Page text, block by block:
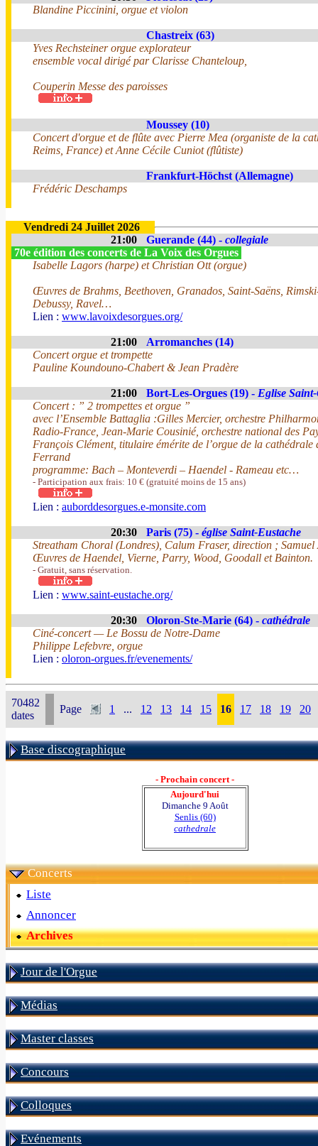
Blandine Piccinini, orgue et violon
Chastreix (63)
Yves Rechsteiner orgue explorateur
ensemble vocal dirigé par Clarisse Chanteloup,
Couperin Messe des paroisses
Moussey (10)
Concert d'orgue et de flûte avec Pierre Mea (organiste de la
Reims, France) et Anne Cécile Cuniot (flûtiste)
Frankfurt-Höchst (Allemagne)
Frédéric Deschamps
Vendredi 24 Juillet 2026
21:00
Guerande (44) - collegiale
70e édition des concerts de La Voix des Orgues
Isabelle Lagors (harpe) et Christian Ott (orgue)
Œuvres de Brahms, Beethoven, Granados, Saint-Saëns,
Debussy, Ravel…
Lien : www.lavoixdesorgues.org/
21:00
Arromanches (14)
Concert orgue et trompette
Pauline Koundouno-Chabert & Jean Pradère
21:00 Bort-Les-Orgues (19) - Eglise
Concert : ” 2 trompettes et orgue ”
avec l’Ensemble Battaglia :Gilles Mercier, orchestre
Radio-France, Jean-Marie Cousinié, orchestre national des
François Clément, titulaire émérite de l’orgue de la cathédrale
Ferrand
programme: Bach – Monteverdi – Haendel - Rameau etc…
- Participation aux frais: 10 € (gratuité moins de 15 ans)
Lien : auborddesorgues.e-monsite.com
20:30 Paris (75) - église Saint-Eustache
Streatham Choral (Londres), Calum Fraser, direction ;
Œuvres de Haendel, Vierne, Parry, Wood, Goodall et Bainton.
- Gratuit, sans réservation.
Lien : www.saint-eustache.org/
20:30 Oloron-Ste-Marie (64) - cathédrale
Ciné-concert — Le Bossu de Notre-Dame
Philippe Lefebvre, orgue
Lien : oloron-orgues.fr/evenements/
70482
dates
Page 1 ... 12 13 14 15 16 17 18 19 20
Base discographique
- Prochain concert -
Aujourd'hui
Dimanche 9 Août
Senlis (60)
cathedrale
Concerts
Liste
Annoncer
Archives
Jour de l'Orgue
Médias
Master classes
Concours
Colloques
Evénements